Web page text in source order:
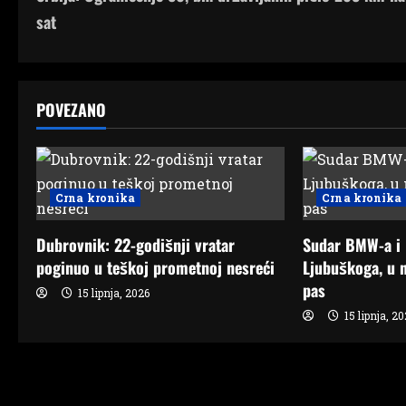
o
n
a
v
i
g
sat
POVEZANO
Crna kronika
Dubrovnik: 22-godišnji vratar
poginuo u teškoj prometnoj nesreći
15 lipnja, 2026
Crna kronika
Sudar BMW-a
Ljubuškoga, u
pas
15 lipnja,